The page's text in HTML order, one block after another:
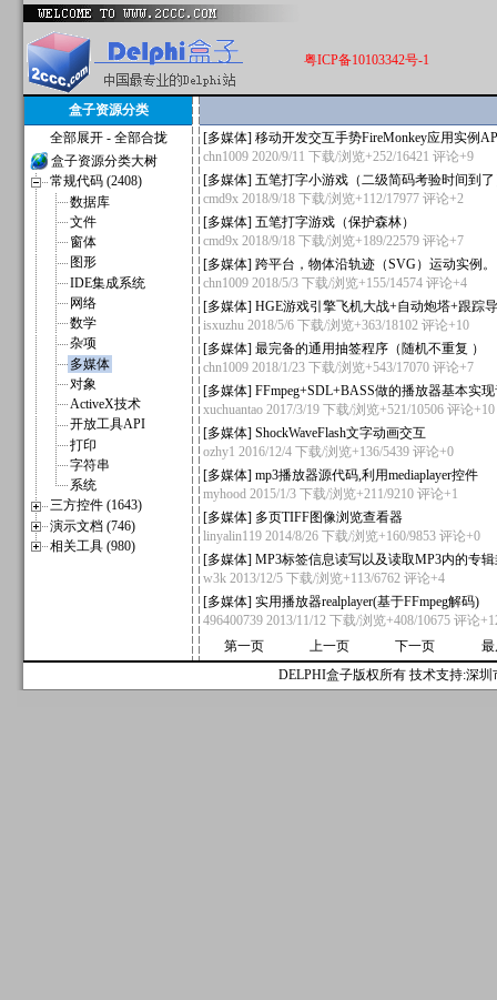
粤ICP备10103342号-1
盒子资源分类
全部展开- 全部合拢
盒子资源分类大树
常规代码 (2408)
数据库
文件
窗体
图形
IDE集成系统
网络
数学
杂项
多媒体
对象
ActiveX技术
开放工具API
打印
字符串
系统
三方控件 (1643)
演示文档 (746)
相关工具 (980)
[多媒体] 移动开发交互手势FireMonkey应用实例
chn1009 2020/9/11 下载/浏览+252/16421 评论+9
[多媒体] 五笔打字小游戏（二级简码考验时间到
cmd9x 2018/9/18 下载/浏览+112/17977 评论+2
[多媒体] 五笔打字游戏（保护森林）
cmd9x 2018/9/18 下载/浏览+189/22579 评论+7
[多媒体] 跨平台，物体沿轨迹（SVG）运动实例。
chn1009 2018/5/3 下载/浏览+155/14574 评论+4
[多媒体] HGE游戏引擎飞机大战+自动炮塔+跟踪
isxuzhu 2018/5/6 下载/浏览+363/18102 评论+10
[多媒体] 最完备的通用抽签程序（随机不重复 ）
chn1009 2018/1/23 下载/浏览+543/17070 评论+7
[多媒体] FFmpeg+SDL+BASS做的播放器基本实
xuchuantao 2017/3/19 下载/浏览+521/10506 评论+10
[多媒体] ShockWaveFlash文字动画交互
ozhy1 2016/12/4 下载/浏览+136/5439 评论+0
[多媒体] mp3播放器源代码,利用mediaplayer控件
myhood 2015/1/3 下载/浏览+211/9210 评论+1
[多媒体] 多页TIFF图像浏览查看器
linyalin119 2014/8/26 下载/浏览+160/9853 评论+0
[多媒体] MP3标签信息读写以及读取MP3内的专
w3k 2013/12/5 下载/浏览+113/6762 评论+4
[多媒体] 实用播放器realplayer(基于FFmpeg解码)
496400739 2013/11/12 下载/浏览+408/10675 评论
第一页
上一页 下一页
DELPHI盒子版权所有 技术支持:深